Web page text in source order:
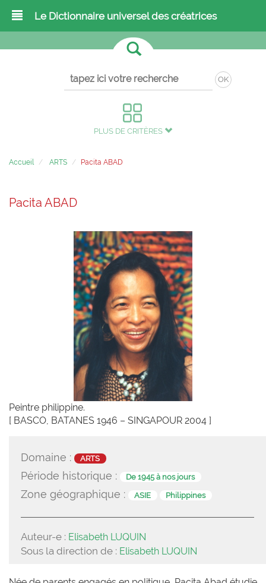
Le Dictionnaire universel des créatrices
OK
PLUS DE CRITÈRES
Accueil ARTS Pacita ABAD
Pacita ABAD
Peintre philippine.
[ BASCO, BATANES 1946 – SINGAPOUR 2004 ]
Domaine : ARTS
Période historique : De 1945 à nos jours
Zone géographique : ASIE Philippines
Auteur-e : Elisabeth LUQUIN
Sous la direction de : Elisabeth LUQUIN